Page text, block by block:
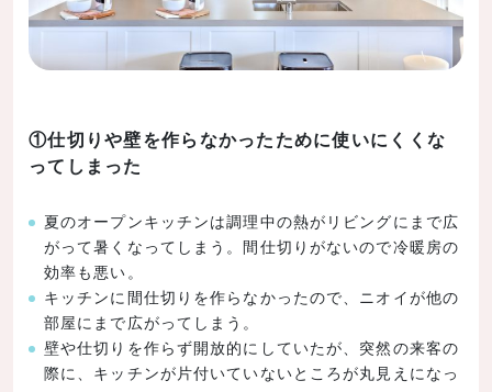
①仕切りや壁を作らなかったために使いにくくな
ってしまった
夏のオープンキッチンは調理中の熱がリビングにまで広
がって暑くなってしまう。間仕切りがないので冷暖房の
効率も悪い。
キッチンに間仕切りを作らなかったので、ニオイが他の
部屋にまで広がってしまう。
壁や仕切りを作らず開放的にしていたが、突然の来客の
際に、キッチンが片付いていないところが丸見えになっ